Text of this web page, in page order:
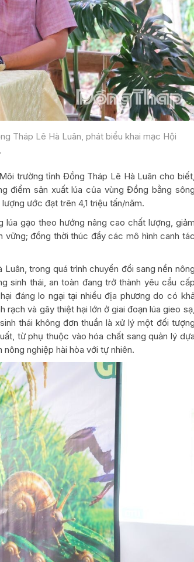
Tháp Lê Hà Luân, phát biểu khai mạc Hội
trường tỉnh Đồng Tháp Lê Hà Luân cho
điểm sản xuất lúa của vùng Đồng bằng
ước đạt trên 4,1 triệu tấn/năm.
lúa gạo theo hướng nâng cao chất lượng,
vững; đồng thời thúc đẩy các mô hình canh
trong quá trình chuyển đổi sang nền
sinh thái, an toàn đang trở thành yêu cầu
đáng lo ngại tại nhiều địa phương do có
rạch và gây thiệt hại lớn ở giai đoạn lúa gieo
thái không đơn thuần là xử lý một đối
từ phụ thuộc vào hóa chất sang quản lý
nghiệp hài hòa với tự nhiên.